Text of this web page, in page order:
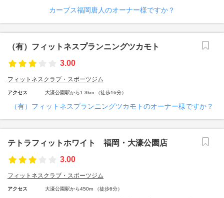
カーブス福岡唐人のオーナー様ですか？
（有）フィットネスプランニングツカモト
3.00
フィットネスクラブ・スポーツジム
アクセス 大濠公園駅から1.3km （徒歩16分）
（有）フィットネスプランニングツカモトのオーナー様ですか？
テトラフィットホワイト 福岡・大濠公園店
3.00
フィットネスクラブ・スポーツジム
アクセス 大濠公園駅から450m （徒歩6分）